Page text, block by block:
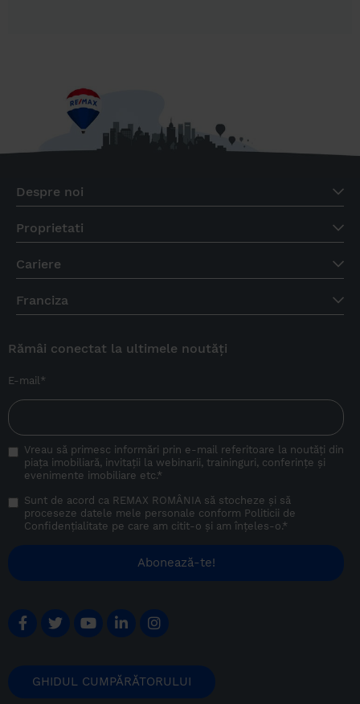
Despre noi
Proprietati
Cariere
Franciza
Rămâi conectat la ultimele noutăți
E-mail*
Vreau să primesc informări prin e-mail referitoare la noutăți din
piața imobiliară, invitații la webinarii, traininguri, conferințe și
evenimente imobiliare etc.*
Sunt de acord ca REMAX ROMÂNIA să stocheze și să
proceseze datele mele personale conform Politicii de
Confidențialitate pe care am citit-o și am înțeles-o.*
GHIDUL CUMPĂRĂTORULUI